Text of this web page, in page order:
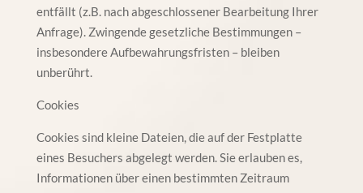
entfällt (z.B. nach abgeschlossener Bearbeitung Ihrer
Anfrage). Zwingende gesetzliche Bestimmungen –
insbesondere Aufbewahrungsfristen – bleiben
unberührt.
Cookies
Cookies sind kleine Dateien, die auf der Festplatte
eines Besuchers abgelegt werden. Sie erlauben es,
Informationen über einen bestimmten Zeitraum